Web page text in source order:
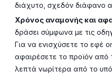
διάχυτο, σχεδόν διάφανο
Χρόνος αναμονής και
δράσει σύμφωνα με τις
Για να ενισχύσετε το εφέ
αφαιρέσετε το προϊόν από
λεπτά νωρίτερα από το